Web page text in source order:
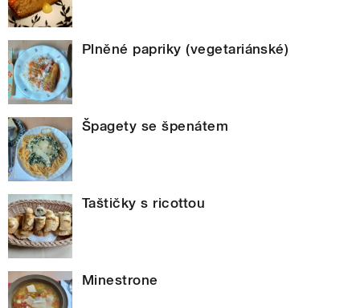
Plněné papriky (vegetariánské)
Špagety se špenátem
Taštičky s ricottou
Minestrone